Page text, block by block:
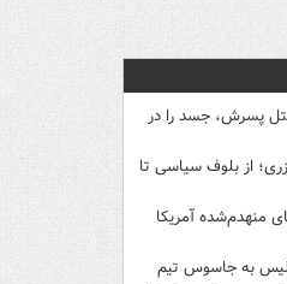
پسرش، جسد را در
از بلوف سیاسی تا
منهدم‌شده آمریکا
به جاسوس تیم